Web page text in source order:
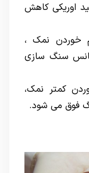
اوریکی کاهش
خوردن نمک ،
سنگ سازی
کمتر نمک،
فوق می شود.